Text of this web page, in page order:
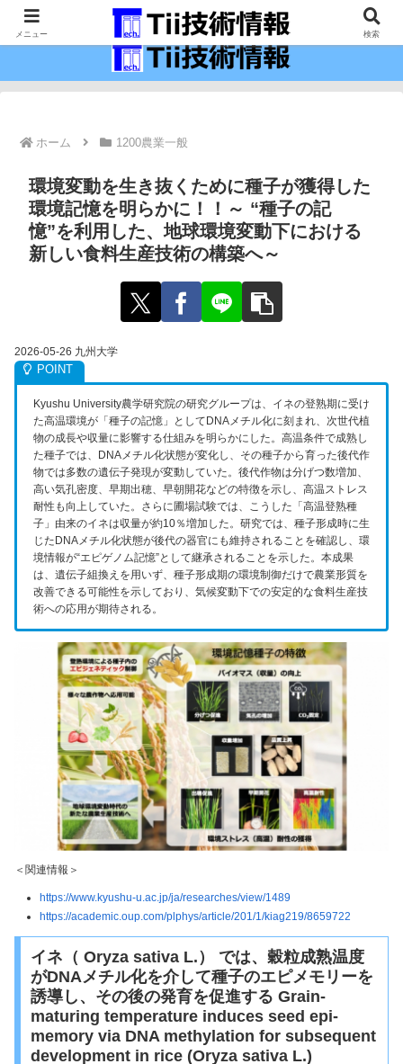
最新の科学技術の情報インフラ。
ホーム 1200農業一般
環境変動を生き抜くために種子が獲得した
環境記憶を明らかに！！～ “種子の記
憶”を利用した、地球環境変動下における
新しい食料生産技術の構築へ～
2026-05-26 九州大学
Kyushu University農学研究院の研究グループは、イネの登熟期に受け
た高温環境が「種子の記憶」としてDNAメチル化に刻まれ、次世代植
物の成長や収量に影響する仕組みを明らかにした。高温条件で成熟し
た種子では、DNAメチル化状態が変化し、その種子から育った後代作
物では多数の遺伝子発現が変動していた。後代作物は分げつ数増加、
高い気孔密度、早期出穂、早朝開花などの特徴を示し、高温ストレス
耐性も向上していた。さらに圃場試験では、こうした「高温登熟種
子」由来のイネは収量が約10％増加した。研究では、種子形成時に生
じたDNAメチル化状態が後代の器官にも維持されることを確認し、環
境情報が“エピゲノム記憶”として継承されることを示した。本成果
は、遺伝子組換えを用いず、種子形成期の環境制御だけで農業形質を
改善できる可能性を示しており、気候変動下での安定的な食料生産技
術への応用が期待される。
＜関連情報＞
https://www.kyushu-u.ac.jp/ja/researches/view/1489
https://academic.oup.com/plphys/article/201/1/kiag219/8659722
イネ（ Oryza sativa L.） では、穀粒成熟温度
がDNAメチル化を介して種子のエピメモリーを
誘導し、その後の発育を促進する Grain-
maturing temperature induces seed epi-
memory via DNA methylation for subsequent
development in rice (Oryza sativa L.)
メニュー 検索